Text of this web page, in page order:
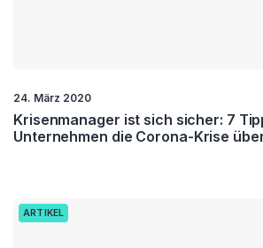
24. März 2020
Krisenmanager ist sich sicher: 7
Unternehmen die Corona-Krise
ARTIKEL